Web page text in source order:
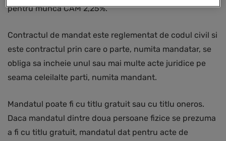
pentru munca CAM 2,25%.
Contractul de mandat este reglementat de codul civil si
este contractul prin care o parte, numita mandatar, se
obliga sa incheie unul sau mai multe acte juridice pe
seama celeilalte parti, numita mandant.
Mandatul poate fi cu titlu gratuit sau cu titlu oneros.
Daca mandatul dintre doua persoane fizice se prezuma
a fi cu titlu gratuit, mandatul dat pentru acte de